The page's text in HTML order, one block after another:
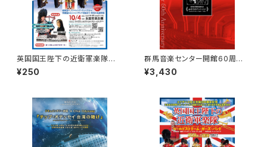
英国国王陛下の近衛軍楽隊 １
８歳以下無料招待（未就学児を
除く）
¥250
群馬音楽センター開館60周年
記念誌 1冊 ＋PDFカラー版C
D（プレゼント）
¥3,430